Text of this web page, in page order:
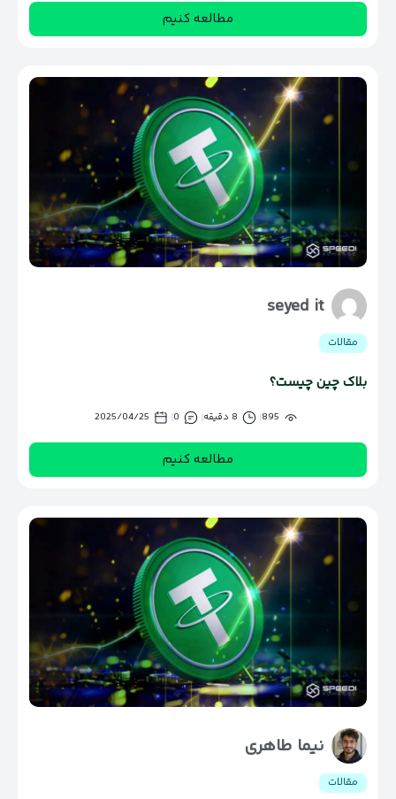
مطالعه کنیم
seyed it
مقالات
بلاک چین چیست؟
895 8 دقیقه 0
2025/04/25
مطالعه کنیم
نیما طاهری
مقالات